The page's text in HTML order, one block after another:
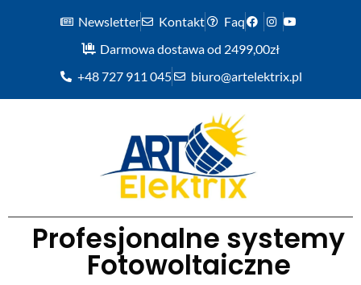
Newsletter Kontakt
Faq
Darmowa dostawa od 2499,00zł
+48 727 911 045
biuro@artelektrix.pl
Profesjonalne systemy
Fotowoltaiczne